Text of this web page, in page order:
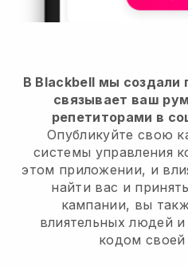
В Blackbell мы создали
связывает ваш
репетиторами в
Опубликуйте свою
системы управления
этом приложении, и
найти вас и
кампании, вы
влиятельных людей
кодом